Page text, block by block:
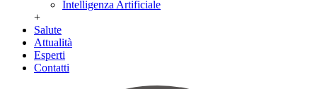
Intelligenza Artificiale
+
Salute
Attualità
Esperti
Contatti